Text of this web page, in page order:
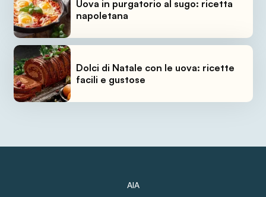
Uova in purgatorio al sugo: ricetta
napoletana
Dolci di Natale con le uova: ricette
facili e gustose
AIA